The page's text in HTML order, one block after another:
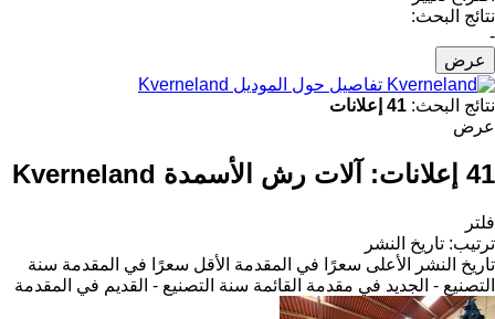
نتائج البحث:
-
عرض
تفاصيل حول الموديل Kverneland
نتائج البحث: 41 إعلانات
عرض
41 إعلانات: آلات رش الأسمدة Kverneland
فلتر
ترتيب: تاريخ النشر
تاريخ النشر
الأعلى سعرًا في المقدمة الأقل سعرًا في المقدمة سنة
التصنيع - الجديد في مقدمة القائمة سنة التصنيع - القديم في المقدمة